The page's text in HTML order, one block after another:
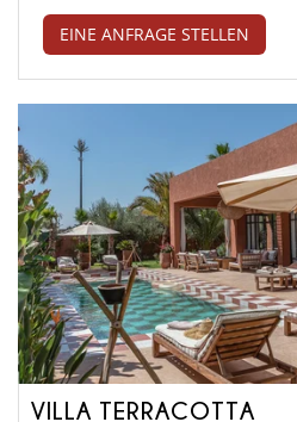
EINE ANFRAGE STELLEN
VILLA TERRACOTTA